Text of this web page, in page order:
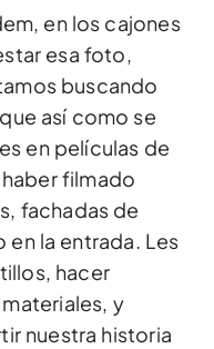
en los cajones
esa foto,
buscando
así como se
en películas de
filmado
fachadas de
la entrada. Les
hacer
y
nuestra historia